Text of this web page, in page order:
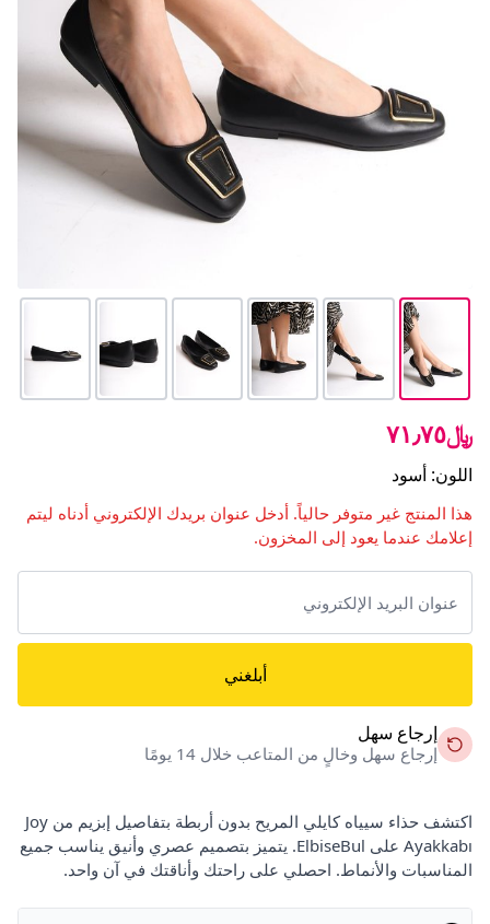
﷼٧١٫٧٥
اللون: أسود
هذا المنتج غير متوفر حالياً. أدخل عنوان بريدك الإلكتروني أدناه ليتم
إعلامك عندما يعود إلى المخزون.
أبلغني
إرجاع سهل
إرجاع سهل وخالٍ من المتاعب خلال 14 يومًا
اكتشف حذاء سيياه كايلي المريح بدون أربطة بتفاصيل إبزيم من Joy
Ayakkabı على ElbiseBul. يتميز بتصميم عصري وأنيق يناسب جميع
المناسبات والأنماط. احصلي على راحتك وأناقتك في آن واحد.